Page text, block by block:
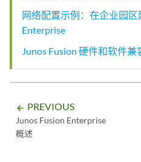
网络配置示例：在企业园区
Enterprise
Junos Fusion 硬件和软件兼
arrow_backward PREVIOUS
Junos Fusion Enterprise
概述